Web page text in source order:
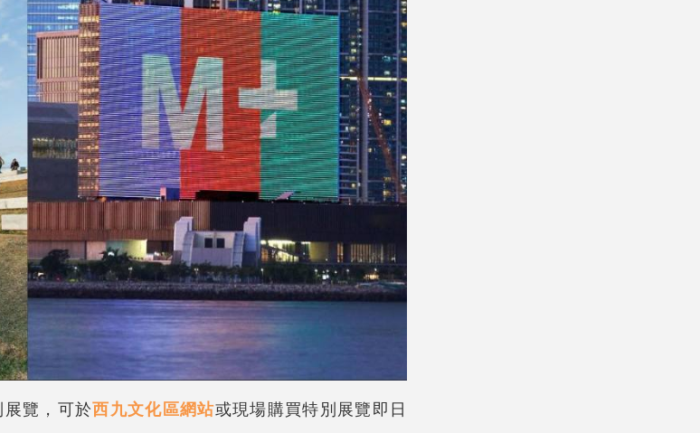
覽，可於西九文化區網站或現場購買特別展覽即日